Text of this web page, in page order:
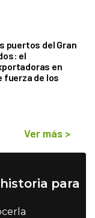
puertos del Gran
el
en
fuerza de los
Ver más >
para